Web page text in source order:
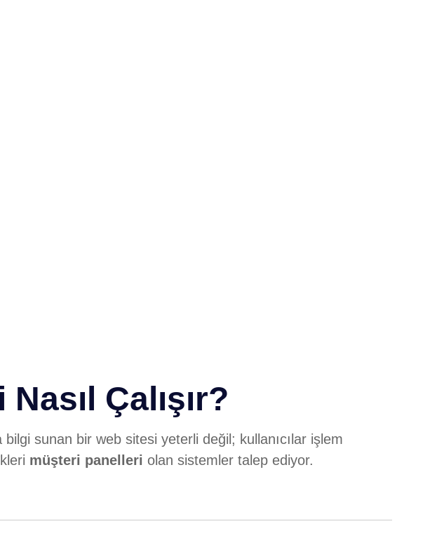
Çalışır?
sunan bir web sitesi yeterli değil; kullanıcılar işlem
müşteri panelleri olan sistemler talep ediyor.